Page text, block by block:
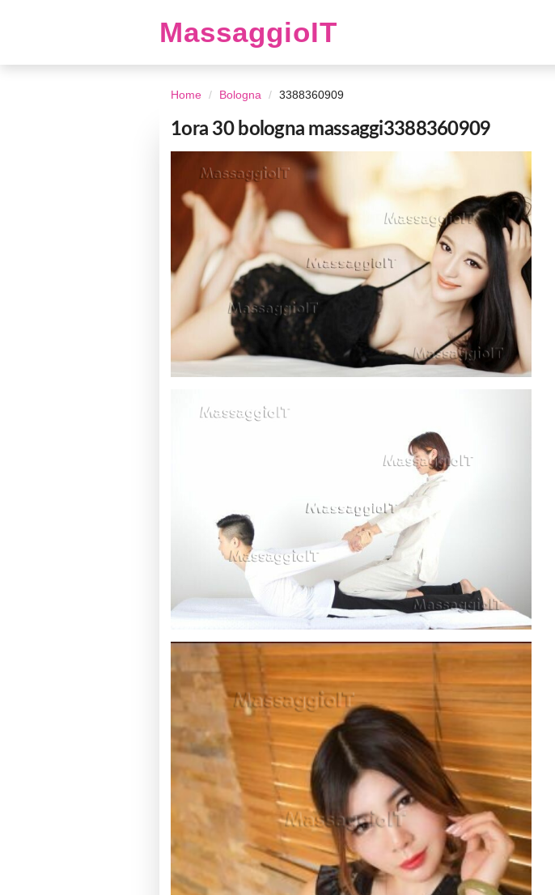
MassaggioIT
Home Bologna 3388360909
1ora 30 bologna massaggi3388360909